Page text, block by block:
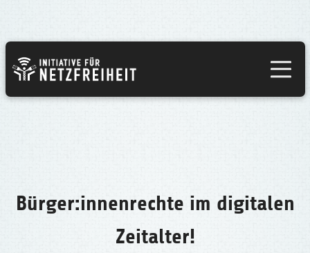
Themen & Standpunkte ▼
Bürger:innenrechte im digitalen
Zeitalter!